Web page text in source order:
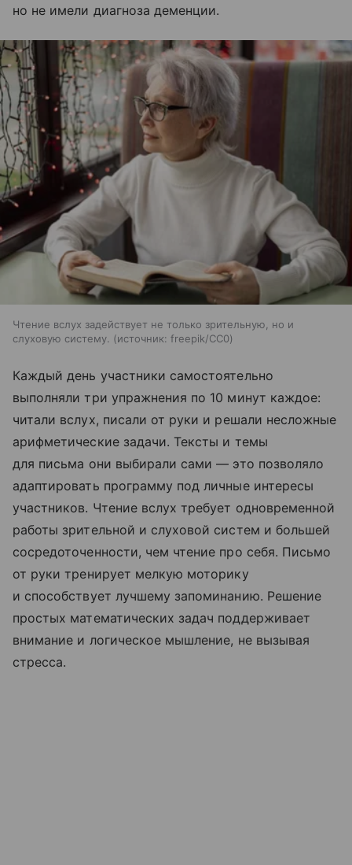
но не имели диагноза деменции.
Чтение вслух задействует не только зрительную, но и
слуховую систему.
источник: freepik/CC0
Каждый день участники самостоятельно
выполняли три упражнения по 10 минут каждое:
читали вслух, писали от руки и решали несложные
арифметические задачи. Тексты и темы
для письма они выбирали сами — это позволяло
адаптировать программу под личные интересы
участников. Чтение вслух требует одновременной
работы зрительной и слуховой систем и большей
сосредоточенности, чем чтение про себя. Письмо
от руки тренирует мелкую моторику
и способствует лучшему запоминанию. Решение
простых математических задач поддерживает
внимание и логическое мышление, не вызывая
стресса.